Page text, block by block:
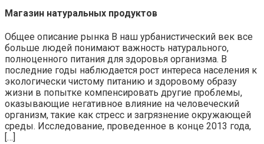
Магазин натуральных продуктов
Общее описание рынка В наш урбанистический век все
больше людей понимают важность натурального,
полноценного питания для здоровья организма. В
последние годы наблюдается рост интереса населения к
экологически чистому питанию и здоровому образу
жизни в попытке компенсировать другие проблемы,
оказывающие негативное влияние на человеческий
организм, такие как стресс и загрязнение окружающей
среды. Исследование, проведенное в конце 2013 года,
[…]